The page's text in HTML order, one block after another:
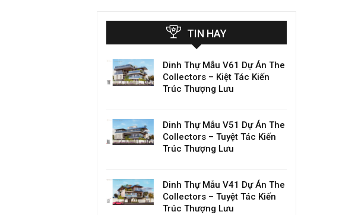
TIN HAY
Dinh Thự Mẫu V61 Dự Án The
Collectors – Kiệt Tác Kiến
Trúc Thượng Lưu
Dinh Thự Mẫu V51 Dự Án The
Collectors – Tuyệt Tác Kiến
Trúc Thượng Lưu
Dinh Thự Mẫu V41 Dự Án The
Collectors – Tuyệt Tác Kiến
Trúc Thượng Lưu